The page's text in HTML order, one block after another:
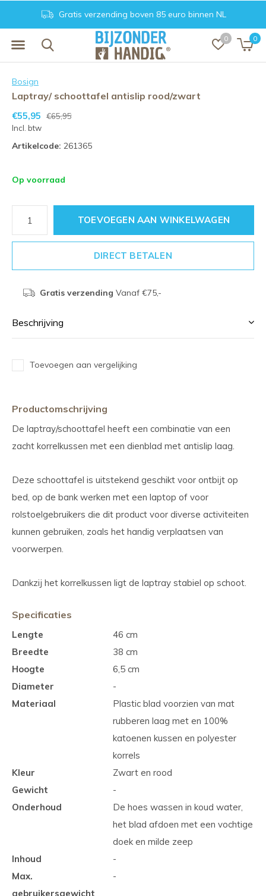
0 0
Gratis verzending boven 85 euro binnen NL
Bosign
Laptray/ schoottafel antislip rood/zwart
€55,95
€65,95
Incl. btw
Artikelcode: 261365
Op voorraad
TOEVOEGEN AAN WINKELWAGEN
DIRECT BETALEN
Gratis verzending Vanaf €75,-
Beschrijving
Toevoegen aan vergelijking
Productomschrijving
De laptray/schoottafel heeft een combinatie van een
zacht korrelkussen met een dienblad met antislip laag.
Deze schoottafel is uitstekend geschikt voor ontbijt op
bed, op de bank werken met een laptop of voor
rolstoelgebruikers die dit product voor diverse activiteiten
kunnen gebruiken, zoals het handig verplaatsen van
voorwerpen.
Dankzij het korrelkussen ligt de laptray stabiel op schoot.
Specificaties
Lengte
46 cm
Breedte
38 cm
Hoogte
6,5 cm
Diameter
-
Materiaal
Plastic blad voorzien van mat
rubberen laag met en 100%
katoenen kussen en polyester
korrels
Kleur
Zwart en rood
Gewicht
-
Onderhoud
De hoes wassen in koud water,
het blad afdoen met een vochtige
doek en milde zeep
Inhoud
-
Max.
gebruikersgewicht
-